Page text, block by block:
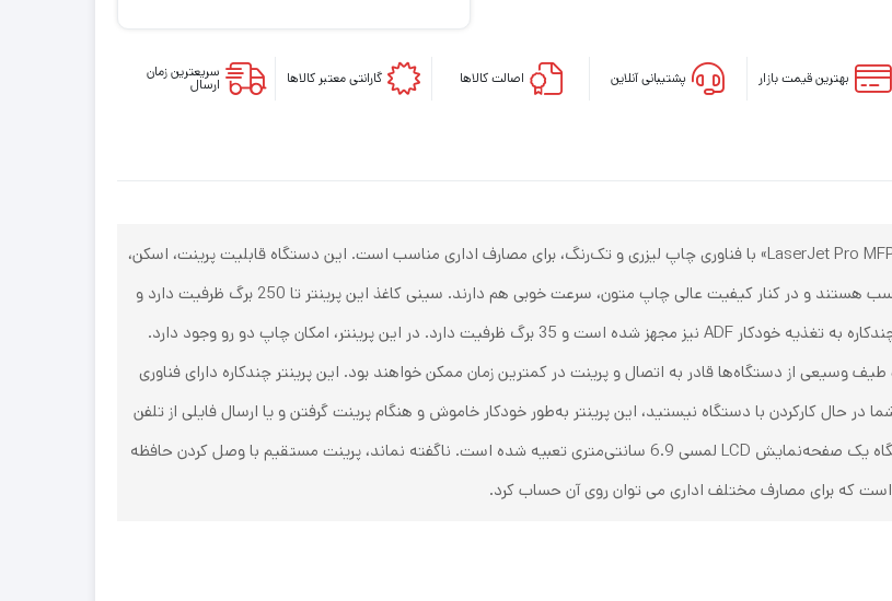
بهترین قیمت بازار پشتیبانی آنلاین اصالت کالاها گارانتی معتبر کالاها سریعترین زمان
ارسال
پرینتر چندکاره‌ی شرکت «اچ‌پی» (HP) مدل «LaserJet Pro MFP M227fdn» با فناوری چاپ لیزری و تک‌رنگ، برای مصارف اداری مناسب است. این دستگاه قابلیت پرینت، اسکن،
کپی و فکس دارد. پرینترهای لیزری برای چاپ اسناد مناسب هستند و در کنار کیفیت عالی چاپ متون، سرعت خوبی هم دارند. سینی کاغذ این پرینتر تا 250 برگ ظرفیت دارد و
می‌تواند تا 30 برگ در دقیقه پرینت بگیرد. این پرینتر چندکاره به تغذیه خودکار ADF نیز مجهز شده است و 35 برگ ظرفیت دارد. در این پرینتر، امکان چاپ دو رو وجود دارد.
وسیعی از دستگاه‌ها قادر به اتصال و پرینت در کمترین زمان ممکن خواهند بود. این پرینتر چند‌کاره دارای فناوری
حال کارکردن با دستگاه نیستید، این پرینتر به‌طور خودکار خاموش و هنگام پرینت گرفتن و یا ارسال فایلی از تلفن
هوشمند روشن می‌شود و شروع به کار می‌کند. در سمت چپ این دستگاه یک صفحه‌نمایش LCD لمسی 6.9 سانتی‌متری تعبیه شده است. ناگفته نماند، پرینت مستقیم با وصل کردن حافظه
که برای مصارف مختلف اداری می توان روی آن حساب کرد.